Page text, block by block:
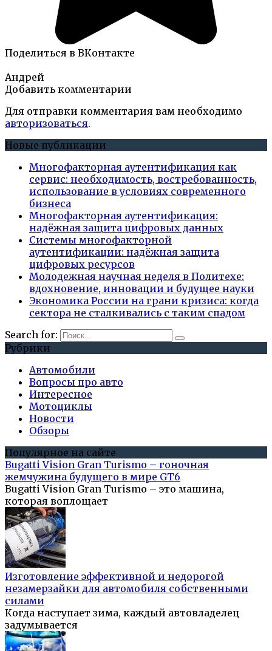
Поделиться в ВКонтакте
Андрей
Добавить комментарии
Для отправки комментария вам необходимо
авторизоваться.
Новые публикации
Многофакторная аутентификация как
сервис: необходимость, востребованность,
использование в условиях современного
бизнеса
Многофакторная аутентификация:
надёжная защита цифровых данных
Системы многофакторной
аутентификации: надёжная защита
цифровых ресурсов
Молодежная научная неделя в Политехе:
вдохновение, инновации и будущее науки
Экономика России на грани кризиса: когда
сектора не сталкивались с таким спадом
Search for:
Рубрики
Автомобили
Вопросы про авто
Интересное
Мотоциклы
Новости
Обзоры
Популярное на сайте
Bugatti Vision Gran Turismo – гоночная
жемчужина будущего в мире GT6
Bugatti Vision Gran Turismo – это машина,
которая воплощает
Изготовление эффективной и недорогой
незамерзайки для автомобиля собственными
силами
Когда наступает зима, каждый автовладелец
задумывается